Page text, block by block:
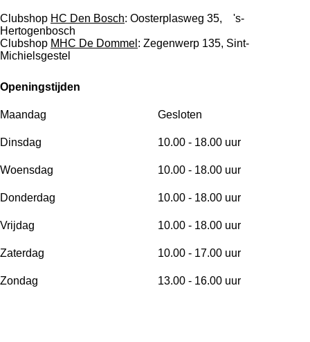
Clubshop HC Den Bosch: Oosterplasweg 35, 's-
Hertogenbosch
Clubshop MHC De Dommel : Zegenwerp 135, Sint-
Michielsgestel
Openingstijden
Maandag Gesloten
Dinsdag 10.00 - 18.00 uur
Woensdag 10.00 - 18.00 uur
Donderdag 10.00 - 18.00 uur
Vrijdag 10.00 - 18.00 uur
Zaterdag 10.00 - 17.00 uur
Zondag 13.00 - 16.00 uur